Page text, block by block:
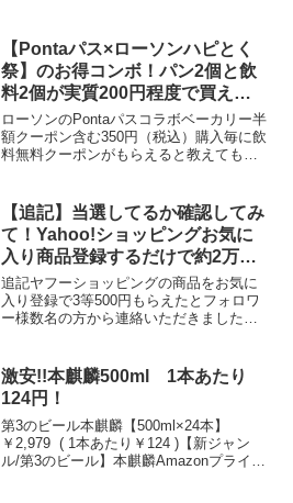
ごめんなさいね🙇もうしばらくだけお付
き合いく...
【Pontaパス×ローソンハピとく
祭】のお得コンボ！パン2個と飲
料2個が実質200円程度で買え
る！
ローソンのPontaパスコラボベーカリー半
額クーポン含む350円（税込）購入毎に飲
料無料クーポンがもらえると教えてもら
→150円・マチカフェコーヒーS 無料...
【追記】当選してるか確認してみ
て！Yahoo!ショッピングお気に
入り商品登録するだけで約2万名
にヤフーショッピング商品券500
円プレゼント！
追記ヤフーショッピングの商品をお気に
入り登録で3等500円もらえたとフォロワ
ー様数名の方から連絡いただきました！
録するだけで、抽選で約2万名にヤフーシ
ョッピング商品券プ...
激安!!本麒麟500ml 1本あたり
124円！
第3のビール本麒麟【500ml×24本】
￥2,979 ( 1本あたり￥124 )【新ジャン
ル/第3のビール】本麒麟Amazonプライム